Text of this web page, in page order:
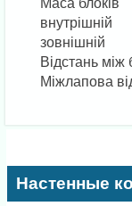
внутрішній
зовнішній
Відстань між
Міжлапова
Настенные